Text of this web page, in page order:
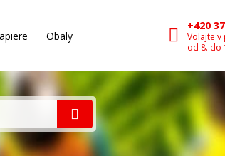
Obaly
+420
Volajte v
od 8. do